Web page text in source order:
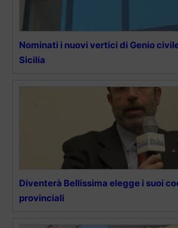
Nominati i nuovi vertici di Genio
Sicilia
Diventerà Bellissima elegge i suoi
provinciali